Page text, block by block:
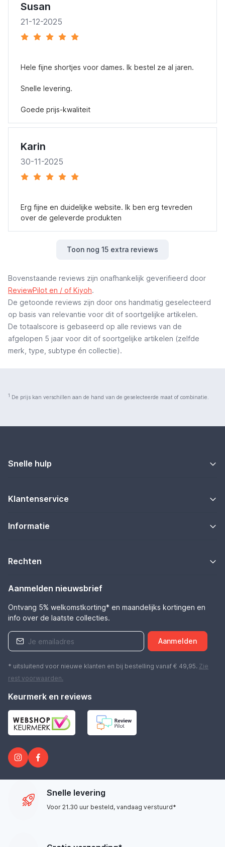
Susan
21-12-2025
Hele fijne shortjes voor dames. Ik bestel ze al jaren.
Snelle levering.
Goede prijs-kwaliteit
Karin
30-11-2025
Erg fijne en duidelijke website. Ik ben erg tevreden
over de geleverde produkten
Toon nog 15 extra reviews
Bovenstaande reviews zijn onafhankelijk geverifieerd door
ReviewPilot en / of Kiyoh.
De getoonde reviews zijn door ons handmatig geselecteerd
op basis van relevantie voor dit of soortgelijke artikelen.
De totaalscore is gebaseerd op alle reviews van de
afgelopen 5 jaar voor dit of soortgelijke artikelen (zelfde
merk, type, subtype én collectie).
1 De prijs kan verschillen aan de hand van de geselecteerde maat of combinatie.
Snelle hulp
Klantenservice
Informatie
Rechten
Aanmelden nieuwsbrief
Ontvang 5% welkomstkorting* en maandelijks kortingen en
info over de laatste collecties.
Aanmelden
* uitsluitend voor nieuwe klanten en bij bestelling vanaf € 49,95. Zie
rest voorwaarden.
Keurmerk en reviews
Snelle levering
Voor 21.30 uur besteld, vandaag verstuurd*